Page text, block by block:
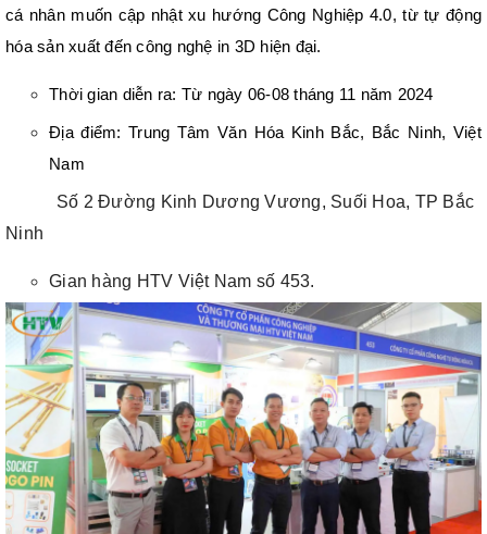
cá nhân muốn cập nhật xu hướng Công Nghiệp 4.0, từ tự động
hóa sản xuất đến công nghệ in 3D hiện đại.
Thời gian diễn ra: Từ ngày 06-08 tháng 11 năm 2024
Địa điểm: Trung Tâm Văn Hóa Kinh Bắc, Bắc Ninh, Việt
Nam
Số 2 Đường Kinh Dương Vương, Suối Hoa, TP Bắc
Ninh
Gian hàng HTV Việt Nam số 453.